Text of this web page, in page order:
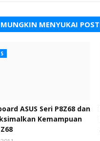
MENYUKAI
ASUS Seri P8Z68 dan
Kemampuan